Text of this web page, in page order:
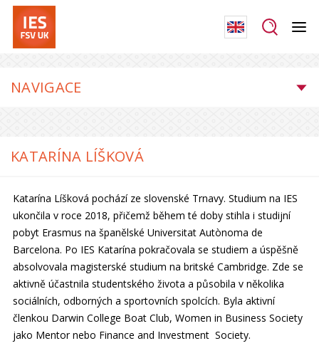
NAVIGACE
KATARÍNA LÍŠKOVÁ
Katarína Líšková pochází ze slovenské Trnavy. Studium na IES
ukončila v roce 2018, přičemž během té doby stihla i studijní
pobyt Erasmus na španělské Universitat Autònoma de
Barcelona. Po IES Katarína pokračovala se studiem a úspěšně
absolvovala magisterské studium na britské Cambridge. Zde se
aktivně účastnila studentského života a působila v několika
sociálních, odborných a sportovních spolcích. Byla aktivní
členkou Darwin College Boat Club, Women in Business Society
jako Mentor nebo Finance and Investment Society.